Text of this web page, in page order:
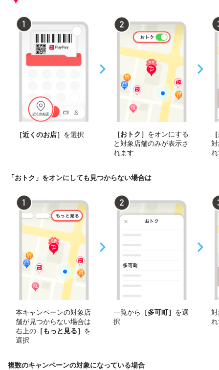
［近くのお店］ を選択 ［おトク］ をオンにする
と対象店舗のみが表示さ
れます
「おトク」をオンにしても見つからない場合は
本キャンペーンの対象店
舗が見つからない場合は
右上の ［もっと見る］ を
選択
一覧から ［多可町］ を選
択
複数のキャンペーンの対象になっている場合